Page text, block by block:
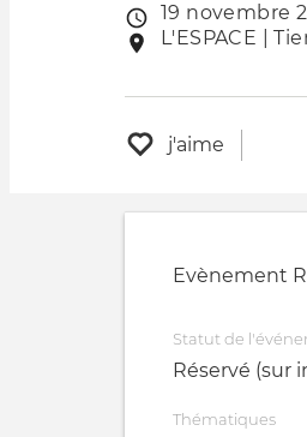
Date
de
19 novembre
Lieu
L'ESPACE |
j'aime
Evènement
Statut de
Réservé
Thématiques